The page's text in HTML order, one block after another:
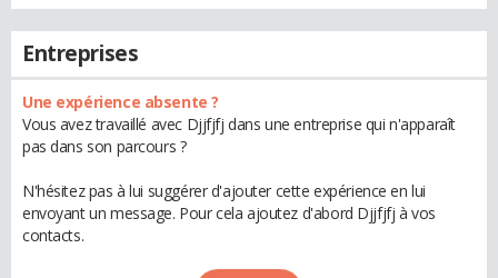
Entreprises
Une expérience absente ?
Vous avez travaillé avec Djjfjfj dans une entreprise qui n'apparaît
pas dans son parcours ?
N'hésitez pas à lui suggérer d'ajouter cette expérience en lui
envoyant un message. Pour cela ajoutez d'abord Djjfjfj à vos
contacts.